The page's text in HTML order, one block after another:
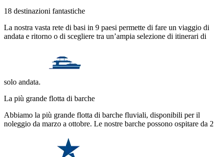
18 destinazioni fantastiche
La nostra vasta rete di basi in 9 paesi permette di fare un viaggio di
andata e ritorno o di scegliere tra un’ampia selezione di itinerari di
solo andata.
La più grande flotta di barche
Abbiamo la più grande flotta di barche fluviali, disponibili per il
noleggio da marzo a ottobre. Le nostre barche possono ospitare da 2